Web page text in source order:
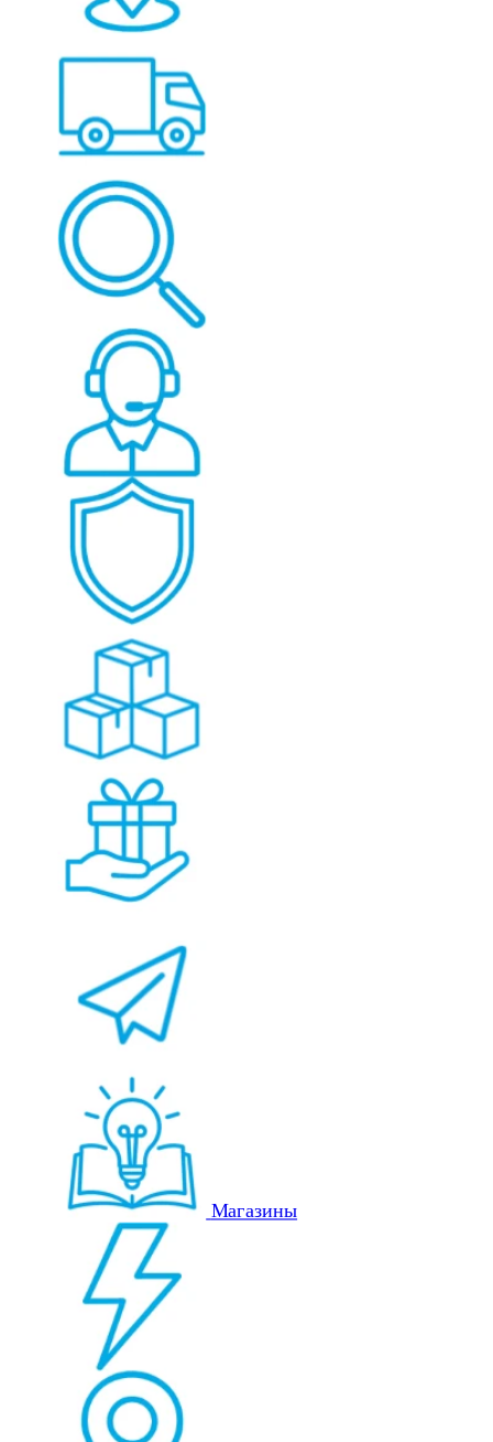
Магазины